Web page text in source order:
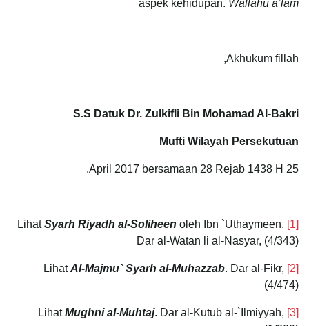
aspek kehidupan. Wallahu a’lam
Akhukum fillah,
S.S Datuk Dr. Zulkifli Bin Mohamad Al-Bakri
Mufti Wilayah Persekutuan
25 April 2017 bersamaan 28 Rejab 1438 H.
[1]
Syarh Riyadh al-Soliheen oleh Ibn `Uthaymeen.
Dar al-Watan li al-Nasyar, (4/343)
[2]
Al-Majmu` Syarh al-Muhazzab. Dar al-Fikr,
(4/474)
[3]
Mughni al-Muhtaj. Dar al-Kutub al-`Ilmiyyah,